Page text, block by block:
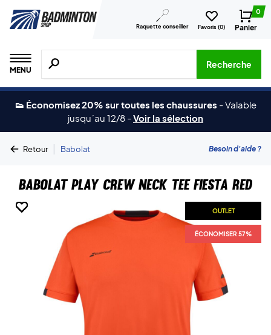
Raquette conseiller Favoris (0)
0
Panier
MENU
Recherche de produits, de marques, etc.
Recherche
👟 Économisez 20% sur toutes les chaussures -Valable
jusqu´au 12/8 -Voir la sélection
Retour | Babolat Besoin d'aide ?
Babolat Play Crew Neck Tee Fiesta Red
OUTLET
ÉCONOMISER 57%
OUTLET
ÉCONOMISER 57%
OUTLET
ÉCONOMISER 57%
OUTLET
ÉCONOMISER 57%
OUTLET
ÉCONOMISER 57%
OUTLET
ÉCONOMISER 57%
OUTLET
ÉCONOMISER 57%
OUTLET
ÉCONOMISER 57%